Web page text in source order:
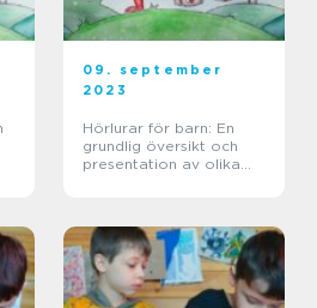
09. september
2023
Hörlurar för barn: En
grundlig översikt och
presentation av olika